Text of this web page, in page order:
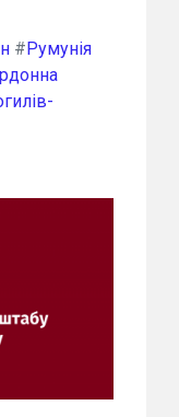
#Румунія